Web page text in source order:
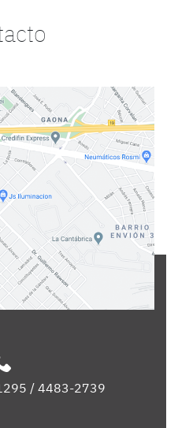
/ 4483-2739